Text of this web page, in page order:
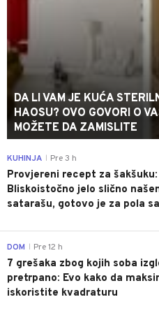
DA LI VAM JE KUĆA
HAOSU? OVO GOVORI O
MOŽETE DA ZAMISLITE
KUHINJA Pre 3 h
Provjereni recept za šakšuku:
Bliskoistočno jelo slično
satarašu, gotovo je za pola
DOM Pre 12 h
7 grešaka zbog kojih soba
pretrpano: Evo kako da
iskoristite kvadraturu